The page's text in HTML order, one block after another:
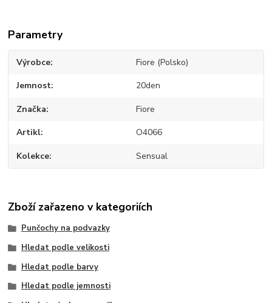
Parametry
Výrobce Fiore (Polsko)
Jemnost 20den
Značka Fiore
Artikl O4066
Kolekce Sensual
Zboží zařazeno v kategoriích
Punčochy na podvazky
Hledat podle velikosti
Hledat podle barvy
Hledat podle jemnosti